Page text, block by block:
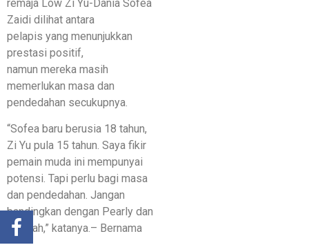
remaja Low Zi Yu-Dania Sofea
Zaidi dilihat antara
pelapis yang menunjukkan
prestasi positif,
namun mereka masih
memerlukan masa dan
pendedahan secukupnya.
“Sofea baru berusia 18 tahun,
Zi Yu pula 15 tahun. Saya fikir
pemain muda ini mempunyai
potensi. Tapi perlu bagi masa
dan pendedahan. Jangan
bandingkan dengan Pearly dan
Thinaah,” katanya.– Bernama